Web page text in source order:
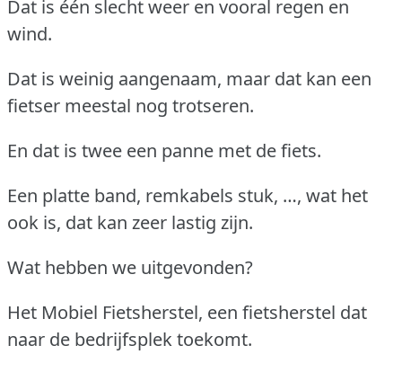
Dat is één slecht weer en vooral regen en
wind.
Dat is weinig aangenaam, maar dat kan een
fietser meestal nog trotseren.
En dat is twee een panne met de fiets.
Een platte band, remkabels stuk, …, wat het
ook is, dat kan zeer lastig zijn.
Wat hebben we uitgevonden?
Het Mobiel Fietsherstel, een fietsherstel dat
naar de bedrijfsplek toekomt.